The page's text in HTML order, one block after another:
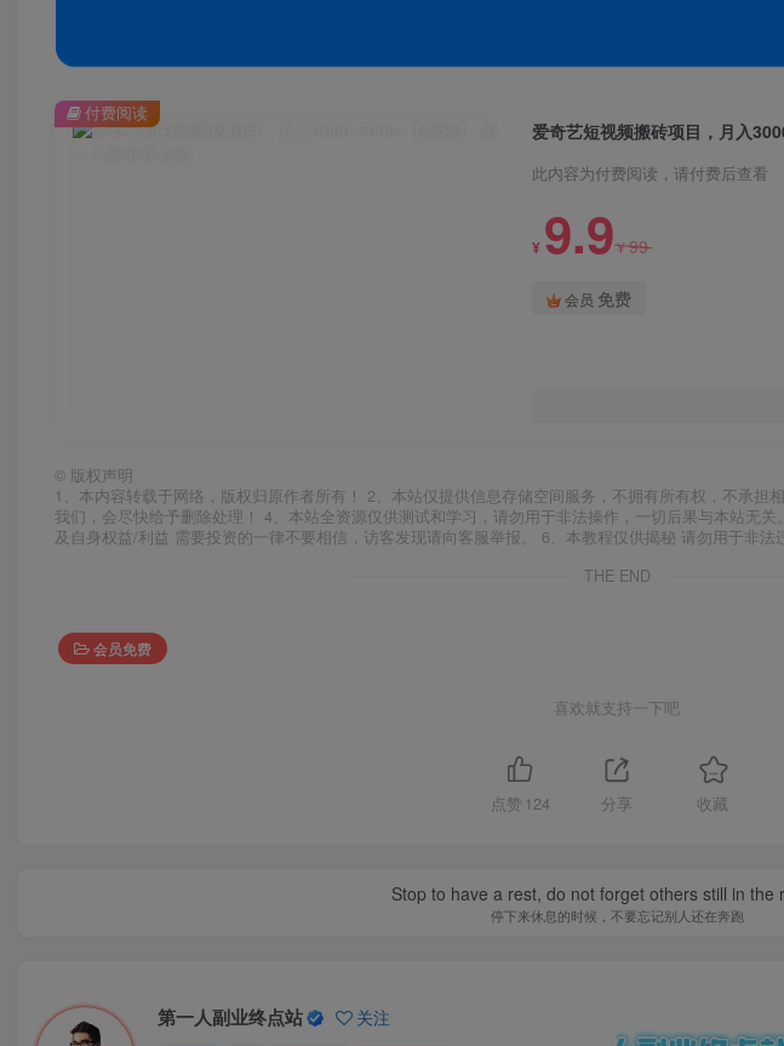
爱奇艺短视频搬砖项目，月入
此内容为付费阅读，请付费后查看
¥ 9.9¥99
会员 免费
付费阅读
© 版权声明
1、本内容转载于网络，版权归原作者所有！ 2、本站仅提供信息存储空间服务，不拥有所有权，不承担
我们，会尽快给予删除处理！ 4、本站全资源仅供测试和学习，请勿用于非法操作，一切后果与本站无
及自身权益/利益 需要投资的一律不要相信，访客发现请向客服举报。 6、本教程仅供揭秘 请勿用于非法
THE END
会员免费
喜欢就支持一下吧
点赞 124 分享 收藏
Stop to have a rest, do not forget others still in the
停下来休息的时候，不要忘记别人还在奔跑
第一人副业终点站 关注